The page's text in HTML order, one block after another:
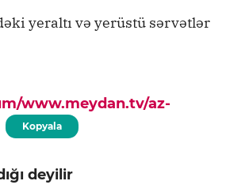
yeraltı və yerüstü sərvətlər
www.meydan.tv/az-
Kopyala
deyilir